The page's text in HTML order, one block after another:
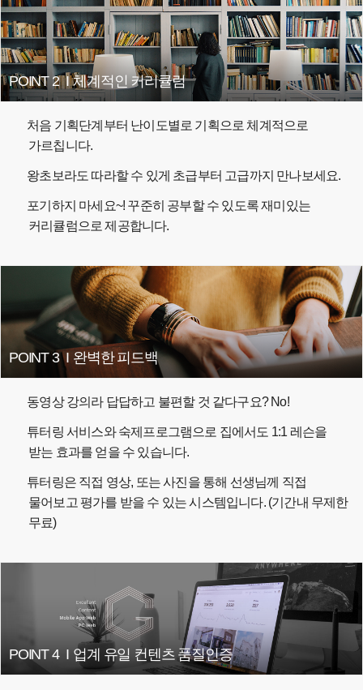
POINT 2 I 체계적인 커리큘럼
처음 기획단계부터 난이도별로 기획으로 체계적으로
가르칩니다.
왕초보라도 따라할 수 있게 초급부터 고급까지 만나보세요.
포기하지 마세요~! 꾸준히 공부할 수 있도록 재미있는
커리큘럼으로 제공합니다.
POINT 3 I 완벽한 피드백
동영상 강의라 답답하고 불편할 것 같다구요? No!
튜터링 서비스와 숙제프로그램으로 집에서도 1:1 레슨을
받는 효과를 얻을 수 있습니다.
튜터링은 직접 영상, 또는 사진을 통해 선생님께 직접
물어보고 평가를 받을 수 있는 시스템입니다. (기간내 무제한
무료)
POINT 4 I 업계 유일 컨텐츠 품질인증